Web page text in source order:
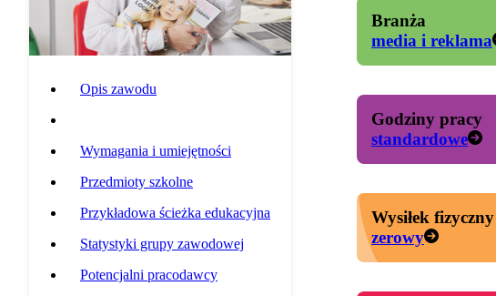
Opis zawodu
Wymagania i umiejętności
Przedmioty szkolne
Przykładowa ścieżka edukacyjna
Statystyki grupy zawodowej
Potencjalni pracodawcy
Branża
media i reklama
Godziny pracy
standardowe
Wysiłek fizyczny
zerowy